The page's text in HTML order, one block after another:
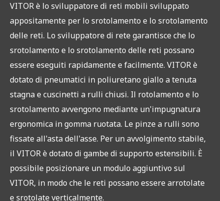
VITOR è lo sviluppatore di reti mobili sviluppato
appositamente per lo srotolamento e lo srotolamento
delle reti. Lo sviluppatore di rete garantisce che lo
srotolamento e lo srotolamento delle reti possano
essere eseguiti rapidamente e facilmente. VITOR è
dotato di pneumatici in poliuretano giallo a tenuta
stagna e cuscinetti a rulli chiusi. Il rotolamento e lo
srotolamento avvengono mediante un'impugnatura
ergonomica in gomma ruotata. Le pinze a rulli sono
fissate all'asta dell'asse. Per un avvolgimento stabile,
il VITOR è dotato di gambe di supporto estensibili. È
possibile posizionare un modulo aggiuntivo sul
VITOR, in modo che le reti possano essere arrotolate
e srotolate verticalmente.